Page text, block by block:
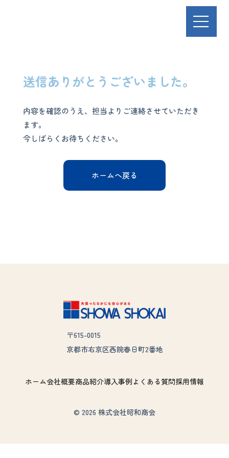
送信ありがとうございました。
内容を確認のうえ、担当よりご連絡させていただき
ます。
今しばらくお待ちください。
ホームへ戻る
〒615-0015
京都市右京区西院春日町2番地
ホーム会社概要商品紹介導入事例 よくある質問採用情報
© 2026 株式会社昭和商会